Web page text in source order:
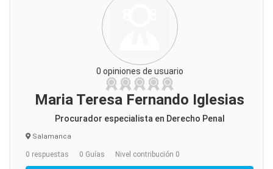
0 opiniones de usuario
Maria Teresa Fernando Iglesias
Procurador especialista en Derecho Penal
Salamanca
0 respuestas 0 Guías Nivel contribución 0